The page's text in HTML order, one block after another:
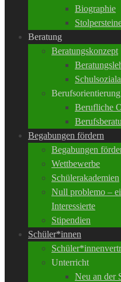
Biographie
Beratung
Beratungskonzept
Berufsorientierung
Berufliche
Begabungen fördern
Begabungen
Wettbewerbe
Schülerakademien
Null problemo –
Interessierte
Stipendien
Schüler*innen
Unterricht
Neu an der